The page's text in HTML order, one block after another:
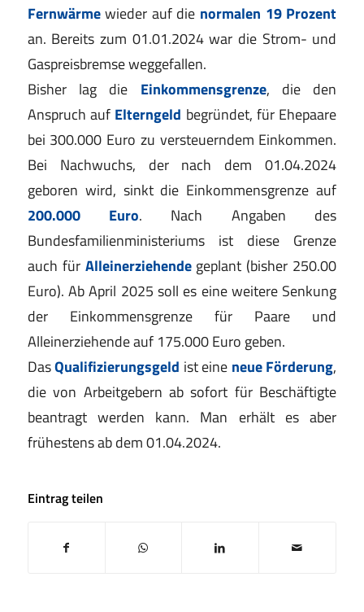
Fernwärmewieder auf die normalen 19 Prozent
an. Bereits zum 01.01.2024 war die Strom- und
Gaspreisbremse weggefallen.
Bisher lag die Einkommensgrenze, die den
Anspruch auf Elterngeld begründet, für Ehepaare
bei 300.000 Euro zu versteuerndem Einkommen.
Bei Nachwuchs, der nach dem 01.04.2024
geboren wird, sinkt die Einkommensgrenze auf
200.000 Euro. Nach Angaben des
Bundesfamilienministeriums ist diese Grenze
auch für Alleinerziehendegeplant (bisher 250.00
Euro). Ab April 2025 soll es eine weitere Senkung
der Einkommensgrenze für Paare und
Alleinerziehende auf 175.000 Euro geben.
DasQualifizierungsgeld ist eine neue Förderung,
die von Arbeitgebern ab sofort für Beschäftigte
beantragt werden kann. Man erhält es aber
frühestens ab dem 01.04.2024.
Eintrag teilen